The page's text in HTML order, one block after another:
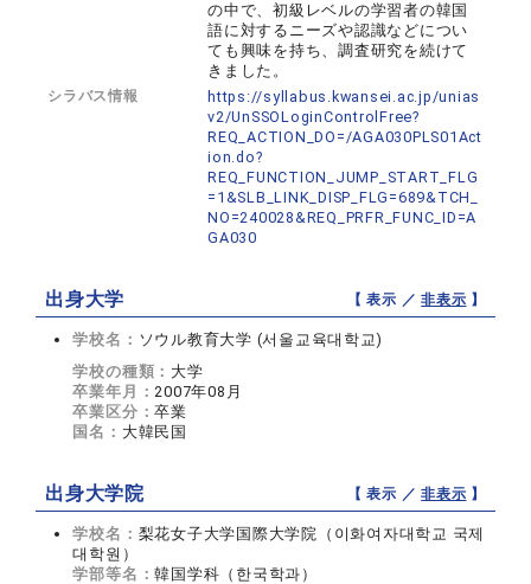
の中で、初級レベルの学習者の韓国
語に対するニーズや認識などについ
ても興味を持ち、調査研究を続けて
きました。
シラバス情報
https://syllabus.kwansei.ac.jp/unias
v2/UnSSOLoginControlFree?
REQ_ACTION_DO=/AGA030PLS01Act
ion.do?
REQ_FUNCTION_JUMP_START_FLG
=1&SLB_LINK_DISP_FLG=689&TCH_
NO=240028&REQ_PRFR_FUNC_ID=A
GA030
出身大学 【 表示 ／非表示 】
学校名： ソウル教育大学 (서울교육대학교)
学校の種類： 大学
卒業年月：2007年08月
卒業区分：卒業
国名： 大韓民国
出身大学院 【 表示 ／非表示 】
学校名： 梨花女子大学国際大学院（이화여자대학교 국제
대학원）
学部等名：韓国学科（한국학과）